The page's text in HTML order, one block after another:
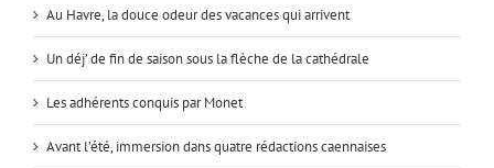
Au Havre, la douce odeur des vacances qui arrivent
Un déj’ de fin de saison sous la flèche de la cathédrale
Les adhérents conquis par Monet
Avant l’été, immersion dans quatre rédactions caennaises